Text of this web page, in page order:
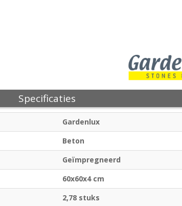
Specificaties
Gardenlux
Beton
Geïmpregneerd
60x60x4 cm
2,78 stuks